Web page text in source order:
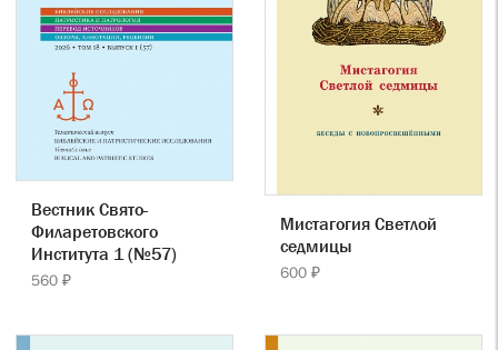
Вестник Свято-
Филаретовского
Института 1 (№57)
560 ₽
Мистагогия Светлой
седмицы
600 ₽